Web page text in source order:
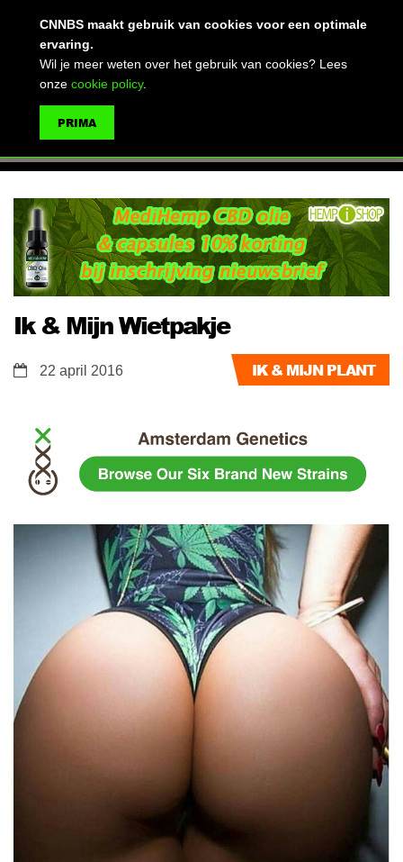
Ik & Mijn Wietpakje
IK & MIJN PLANT
22 april 2016
CNNBS maakt gebruik van cookies voor een optimale
ervaring.
Wil je meer weten over het gebruik van cookies? Lees
onze cookie policy.
PRIMA